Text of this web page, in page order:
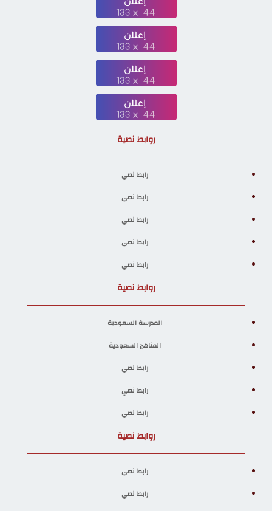
روابط نصية
رابط نصي
رابط نصي
رابط نصي
رابط نصي
رابط نصي
روابط نصية
المدرسة السعودية
المناهج السعودية
رابط نصي
رابط نصي
رابط نصي
روابط نصية
رابط نصي
رابط نصي